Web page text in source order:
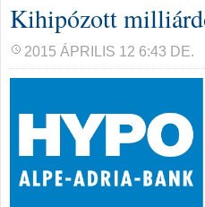
Kihipózott
2015 ÁPRILIS 12 6:43 DE.